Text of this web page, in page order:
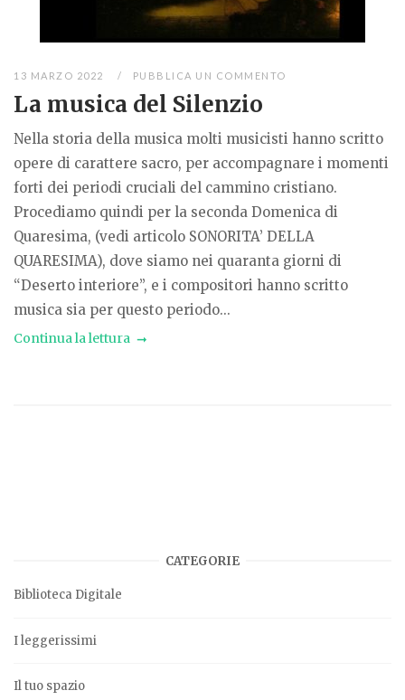
13 MARZO 2022 PUBBLICA UN COMMENTO
La musica del Silenzio
Nella storia della musica molti musicisti hanno scritto
opere di carattere sacro, per accompagnare i momenti
forti dei periodi cruciali del cammino cristiano.
Procediamo quindi per la seconda Domenica di
Quaresima, (vedi articolo SONORITA’ DELLA
QUARESIMA), dove siamo nei quaranta giorni di
“Deserto interiore”, e i compositori hanno scritto
musica sia per questo periodo...
Continua la lettura
CATEGORIE
Biblioteca Digitale
I leggerissimi
Il tuo spazio